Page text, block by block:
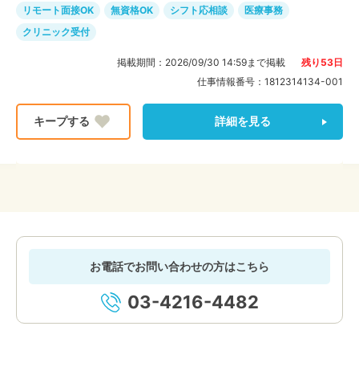
リモート面接OK 無資格OK シフト応相談
医療事務
クリニック受付
掲載期間： 2026/09/30 14:59まで掲載 残り 53日
仕事情報番号： 1812314134-001
詳細を見る
お電話でお問い合わせの方はこちら
03-4216-4482